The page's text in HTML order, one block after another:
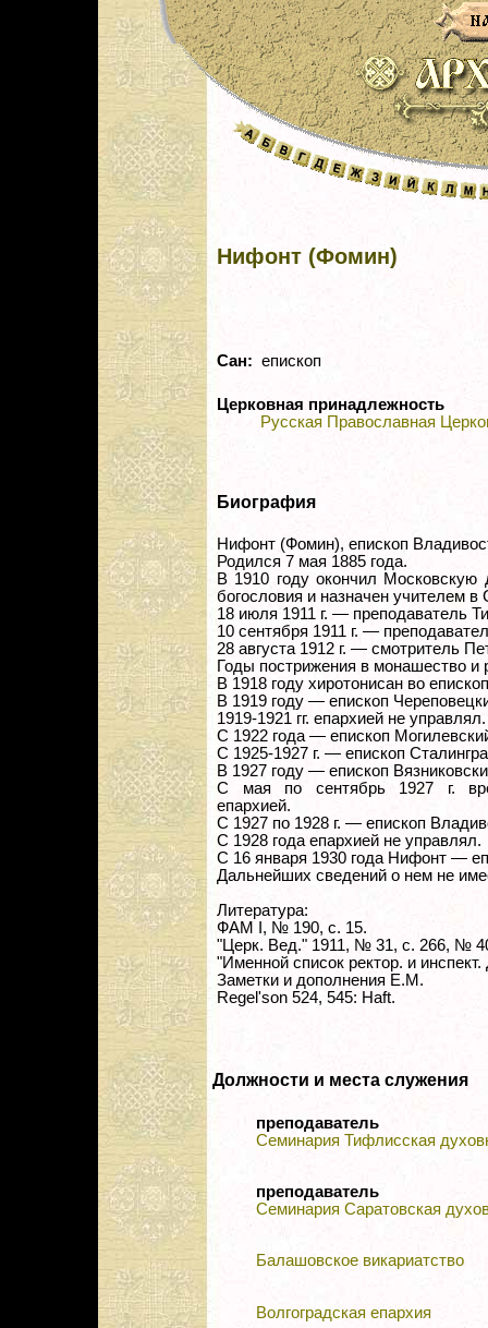
Нифонт (Фомин)
Сан: епископ
Церковная принадлежность
Русская Православная
Биография
Нифонт (Фомин), епископ
Родился 7 мая 1885 года.
В 1910 году окончил
богословия и назначен учителем
18 июля 1911 г. — преподаватель
10 сентября 1911 г. —
28 августа 1912 г. — смотритель
Годы пострижения в монашество и
В 1918 году хиротонисан во
В 1919 году — епископ
1919-1921 гг. епархией не управлял.
С 1922 года — епископ
С 1925-1927 г. — епископ
В 1927 году — епископ
С мая по сентябрь 1927 г.
епархией.
С 1927 по 1928 г. — епископ
С 1928 года епархией не управлял.
С 16 января 1930 года Нифонт —
Дальнейших сведений о нем не
Литература:
ФАМ I, № 190, с. 15.
"Церк. Вед." 1911, № 31, с. 266, №
"Именной список ректор. и
Заметки и дополнения Е.М.
Regel'son 524, 545: Haft.
Должности и места служения
преподаватель
Семинария Тифлисская
преподаватель
Семинария Саратовская
Балашовское викариатство
Волгоградская епархия